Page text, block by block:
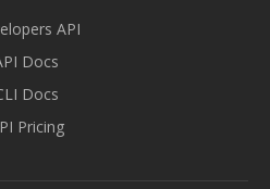
API
Docs
Docs
Pricing